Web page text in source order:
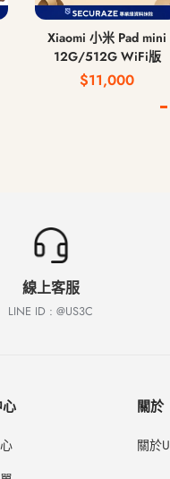
Xiaomi 小米 Pad mini
12G/512G WiFi版
$11,000
線上客服
LINE ID : @US3C
關於
關於